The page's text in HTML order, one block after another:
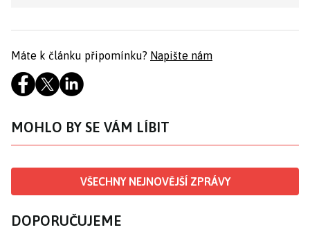
Máte k článku připomínku? Napište nám
MOHLO BY SE VÁM LÍBIT
VŠECHNY NEJNOVĚJŠÍ ZPRÁVY
DOPORUČUJEME